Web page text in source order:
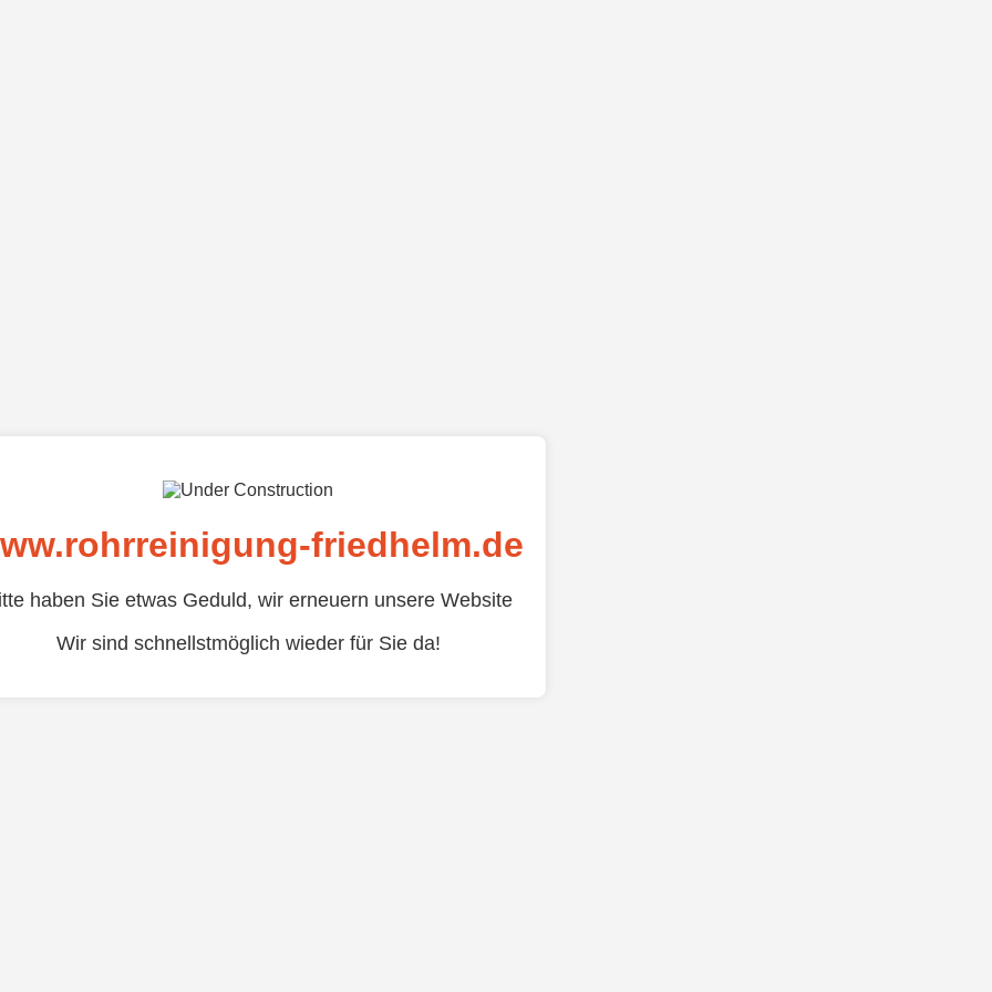
friedhelm.de
haben Sie etwas Geduld, wir erneuern unsere Website
Wir sind schnellstmöglich wieder für Sie da!